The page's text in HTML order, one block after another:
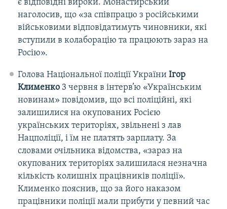
є відповідні вироки. Монастирський
наголосив, що «за співпрацю з російськими
військовими відповідатимуть чиновники, які
вступили в колаборацію та працюють зараз на
Росію».
Голова Національної поліції УкраїниІгор
Клименко3 червня в інтерв’ю «Українським
новинам» повідомив, що всі поліційні, які
залишилися на окупованих Росією
українських територіях, звільнені з лав
Нацполіції, і їм не платять зарплату. За
словами очільника відомства, «зараз на
окупованих територіях залишилася незначна
кількість колишніх працівників поліції».
Клименко пояснив, що за його наказом
працівники поліції мали прибути у певний час